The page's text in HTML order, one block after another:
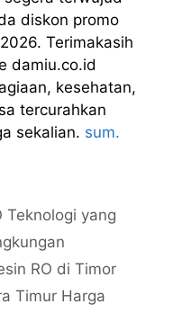
diskon promo
Terimakasih
damiu.co.id
kesehatan,
tercurahkan
sekalian. sum.
Teknologi yang
RO di Timor
Timur Harga